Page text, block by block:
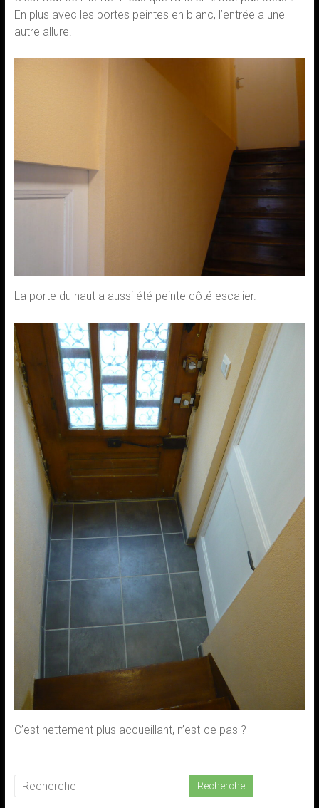
En plus avec les portes peintes en blanc, l’entrée a une
autre allure.
La porte du haut a aussi été peinte côté escalier.
C’est nettement plus accueillant, n’est-ce pas ?